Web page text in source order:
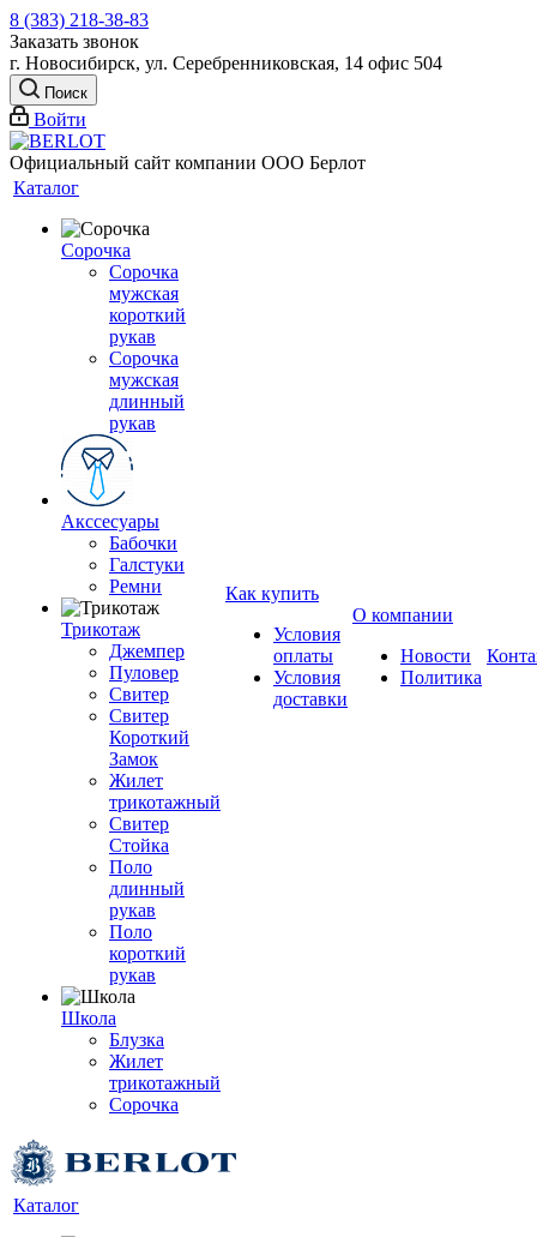
8 (383) 218-38-83
Заказать звонок
г. Новосибирск, ул. Серебренниковская, 14 офис 504
Поиск
Войти
Официальный сайт компании ООО Берлот
Каталог
Сорочка
Сорочка
мужская
короткий
рукав
Сорочка
мужская
длинный
рукав
Акссесуары
Бабочки
Галстуки
Ремни
Трикотаж
Джемпер
Пуловер
Свитер
Свитер
Короткий
Замок
Жилет
трикотажный
Свитер
Стойка
Поло
длинный
рукав
Поло
короткий
рукав
Школа
Блузка
Жилет
трикотажный
Сорочка
Как купить
Условия
оплаты
Условия
доставки
О компании
Новости
Политика
Каталог